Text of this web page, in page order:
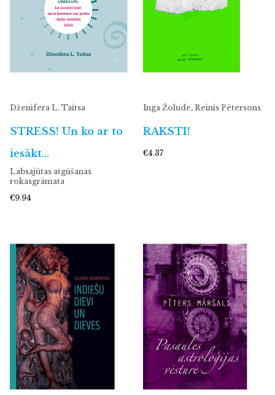
Dženifera L. Taitsa
STRESS! Un ko ar to
iesākt…
Labsajūtas atgūšanas
rokasgrāmata
€9.94
Inga Žolude, Reinis Pētersons
RAKSTI!
€4.37